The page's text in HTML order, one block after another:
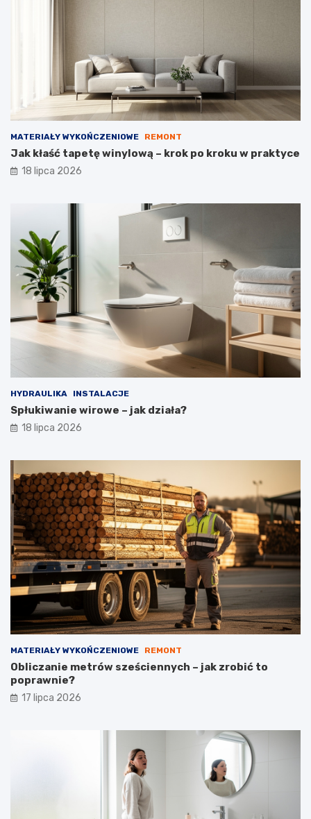
MATERIAŁY WYKOŃCZENIOWE REMONT
Jak kłaść tapetę winylową – krok po kroku w praktyce
18 lipca 2026
HYDRAULIKA INSTALACJE
Spłukiwanie wirowe – jak działa?
18 lipca 2026
MATERIAŁY WYKOŃCZENIOWE REMONT
Obliczanie metrów sześciennych – jak zrobić to
poprawnie?
17 lipca 2026